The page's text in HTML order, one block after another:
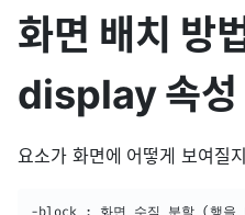
화면 배치 방
display 속성
요소가 화면에 어떻게 보여질
-block : 화면 수직 분할 (행을